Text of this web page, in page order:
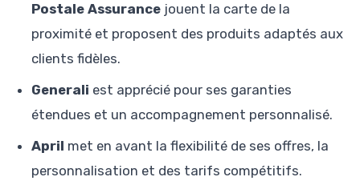
Postale Assurance jouent la carte de la
proximité et proposent des produits adaptés aux
clients fidèles.
Generali est apprécié pour ses garanties
étendues et un accompagnement personnalisé.
April met en avant la flexibilité de ses offres, la
personnalisation et des tarifs compétitifs.